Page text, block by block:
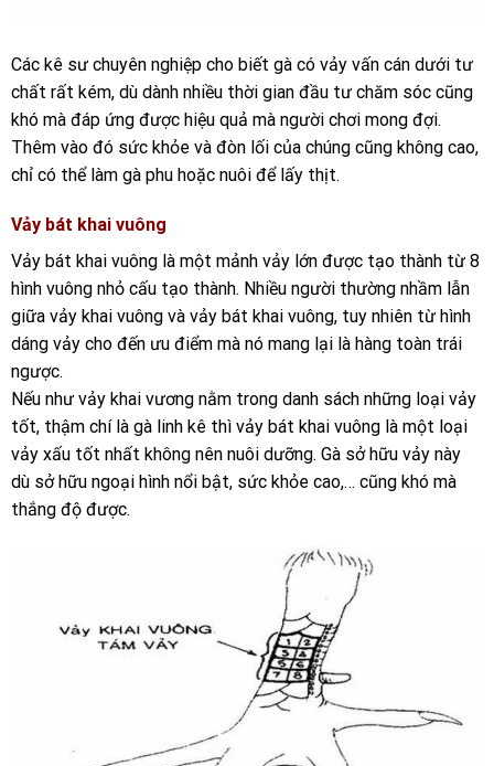
Các kê sư chuyên nghiệp cho biết gà có vảy vấn cán dưới tư
chất rất kém, dù dành nhiều thời gian đầu tư chăm sóc cũng
khó mà đáp ứng được hiệu quả mà người chơi mong đợi.
Thêm vào đó sức khỏe và đòn lối của chúng cũng không cao,
chỉ có thể làm gà phu hoặc nuôi để lấy thịt.
Vảy bát khai vuông
Vảy bát khai vuông là một mảnh vảy lớn được tạo thành từ 8
hình vuông nhỏ cấu tạo thành. Nhiều người thường nhầm lẫn
giữa vảy khai vuông và vảy bát khai vuông, tuy nhiên từ hình
dáng vảy cho đến ưu điểm mà nó mang lại là hàng toàn trái
ngược.
Nếu như vảy khai vương nằm trong danh sách những loại vảy
tốt, thậm chí là gà linh kê thì vảy bát khai vuông là một loại
vảy xấu tốt nhất không nên nuôi dưỡng. Gà sở hữu vảy này
dù sở hữu ngoại hình nổi bật, sức khỏe cao,… cũng khó mà
thắng độ được.